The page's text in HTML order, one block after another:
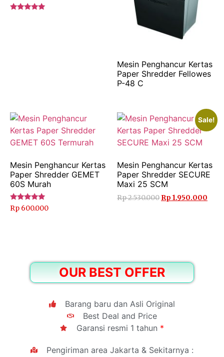
Mesin Penghancur Kertas
Paper Shredder Fellowes
P-48 C
Mesin Penghancur Kertas
Paper Shredder GEMET
60S Murah
Rated
5.00
Rp 600.000
Sale!
Mesin Penghancur Kertas
Paper Shredder SECURE
Maxi 25 SCM
Rp2.530.000 Rp 1.950.000
OUR BEST OFFER
Barang baru dan Asli Original
Best Deal and Price
Garansi resmi 1 tahun *
Pengiriman area Jakarta & Sekitarnya :